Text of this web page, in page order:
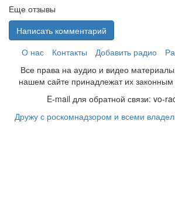
Еще отзывы
Написать комментарий
О нас
Контакты Добавить радио
Все права на аудио и видео
нашем сайте принадлежат их законным
E-mail для обратной связи: vo-
Дружу с роскомнадзором и всеми